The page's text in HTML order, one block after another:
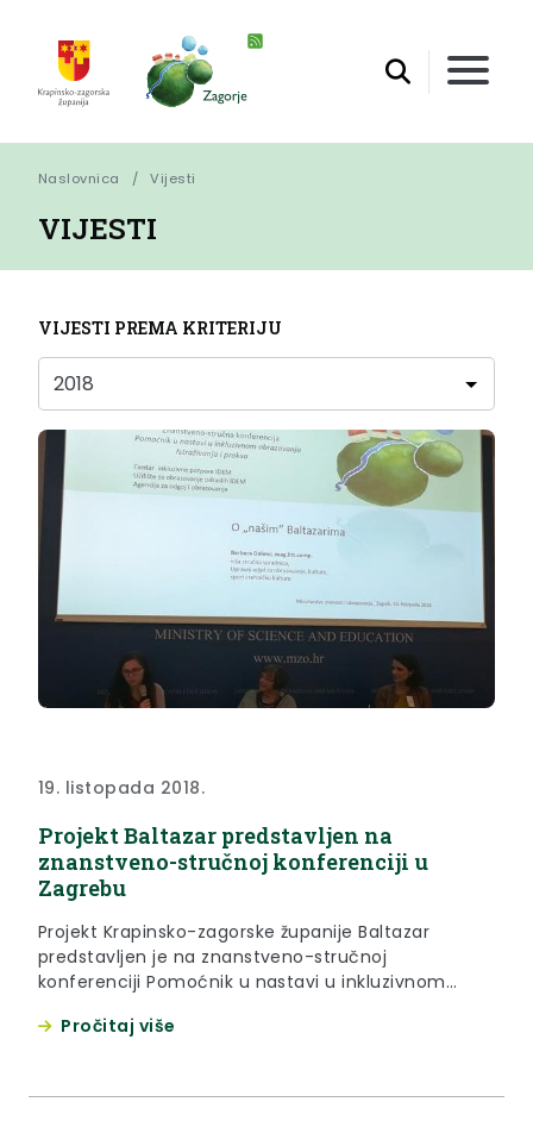
Naslovnica Vijesti
VIJESTI
VIJESTI PREMA KRITERIJU
19. listopada 2018.
Projekt Baltazar predstavljen na
znanstveno-stručnoj konferenciji u
Zagrebu
Projekt Krapinsko-zagorske županije Baltazar
predstavljen je na znanstveno-stručnoj
konferenciji Pomoćnik u nastavi u inkluzivnom
u utorak, 16. listopada 2018. godine, u prostorijama
Pročitaj više